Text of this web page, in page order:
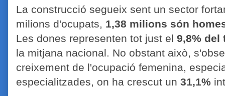
La construcció segueix sent un sector
milions d'ocupats, 1,38 milions són
Les dones representen tot just el 9,8% del
la mitjana nacional. No obstant això,
creixement de l'ocupació femenina,
especialitzades, on ha crescut un 31,1%